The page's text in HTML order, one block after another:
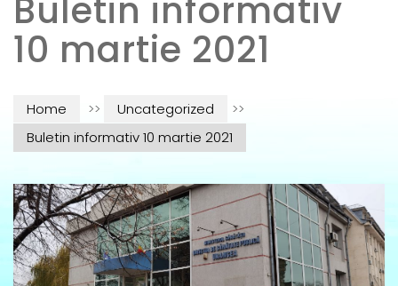
Buletin informativ
10 martie 2021
Home >> Uncategorized
>>
Buletin informativ 10 martie 2021